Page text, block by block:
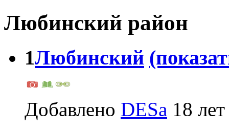
Любинский район
1Любинский
Добавлено DESa 18